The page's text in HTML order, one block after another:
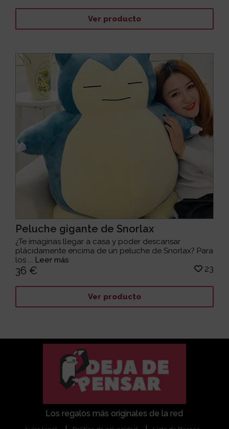
Ver producto
Peluche gigante de Snorlax
¿Te imaginas llegar a casa y poder descansar
plácidamente encima de un peluche de Snorlax? Para
los ... Leer más
36 € 23
Ver producto
Los regalos más originales de la red